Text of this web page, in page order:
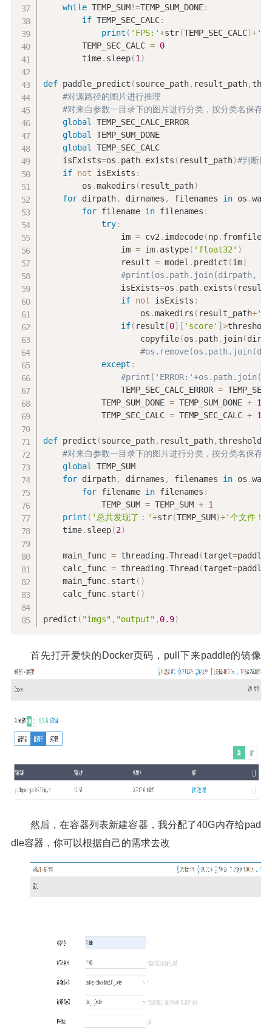
while TEMP_SUM!=TEMP_SUM_DONE:
if TEMP_SEC_CALC:
print ( 'FPS:'+str(TEMP_SEC_CALC)+'
        TEMP_SEC_CALC
= 0
        time
. sleep(1 )
def paddle_predict (source_path, result_path,
#对源路径的图片进行推理
#对来自参数一目录下的图片进行分类，按分类名保存
global
TEMP_SEC_CALC_ERROR
global
TEMP_SUM_DONE
global
TEMP_SEC_CALC
    isExists
=os . path. exists ( result_path)#判断目
if not isExists :
        os
.makedirs ( result_path)
for dirpath, dirnames , filenames in os .walk
for filename in filenames :
try:
                im
= cv2 . imdecode(np. fromfile
                im
= im. astype( 'float32' )
                result
= model . predict (im)
#print(os.path.join(dirpath,
                isExists
=os . path. exists (
if not isExists :
                    os
.makedirs ( result_path+'/'
if( result [0] [ 'score' ]>
                    copyfile
(os . path. join(
except :
                TEMP_SEC_CALC_ERROR
=
            TEMP_SUM_DONE
= TEMP_SUM_DONE + 1
            TEMP_SEC_CALC
= TEMP_SEC_CALC + 1
def predict (source_path, result_path,
#对来自参数一目录下的图片进行分类，按分类名保存
global
TEMP_SUM
for dirpath, dirnames , filenames in os .walk
for filename in filenames :
            TEMP_SUM
= TEMP_SUM + 1
print ( '总共发现了：'+str(TEMP_SUM)+'个文件！'
    time
. sleep(2)
    main_func
= threading.Thread (target=
    calc_func
= threading.Thread (target=
    main_func
. start ( )
    calc_func
. start ( )
predict ( "imgs" , "output" , 0.9)
首先打开爱快的Docker页码，pull下来paddle的镜像
然后，在容器列表新建容器，我分配了40G内存给pad
dle容器，你可以根据自己的需求去改